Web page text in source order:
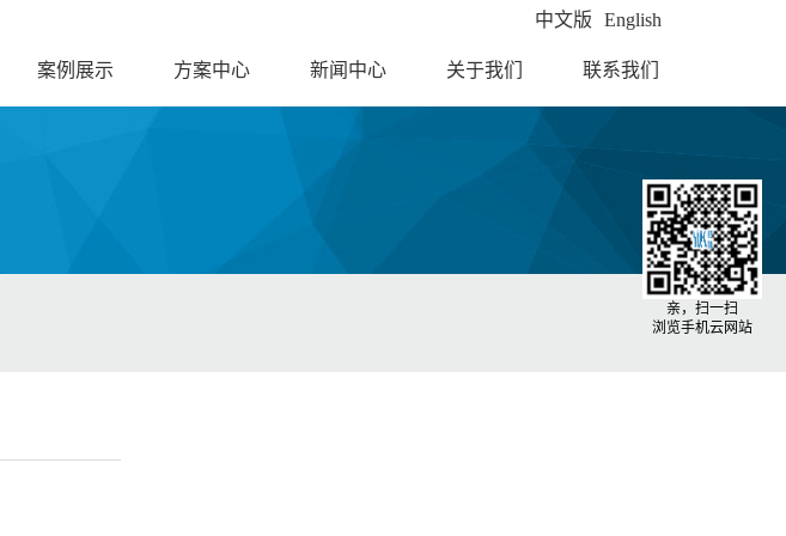
中文版 English
案例展示 方案中心 新闻中心 关于我们 联系我们
亲，扫一扫
浏览手机云网站